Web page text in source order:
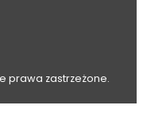
prawa zastrzeżone.